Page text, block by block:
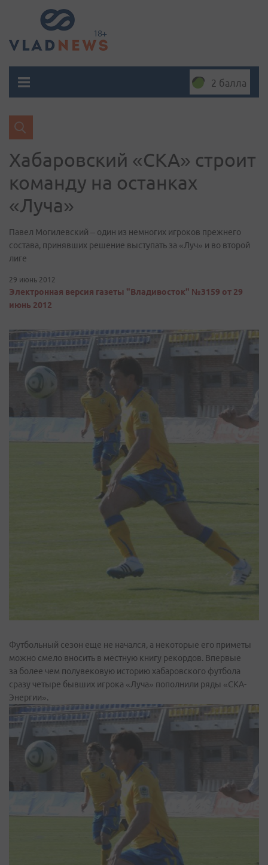
2 балла
Хабаровский «СКА» строит
команду на останках
«Луча»
Павел Могилевский – один из немногих игроков прежнего
состава, принявших решение выступать за «Луч» и во второй
лиге
29 июнь 2012
Электронная версия газеты "Владивосток" №3159 от 29
июнь 2012
Футбольный сезон еще не начался, а некоторые его приметы
можно смело вносить в местную книгу рекордов. Впервые
за более чем полувековую историю хабаровского футбола
сразу четыре бывших игрока «Луча» пополнили ряды «СКА-
Энергии».